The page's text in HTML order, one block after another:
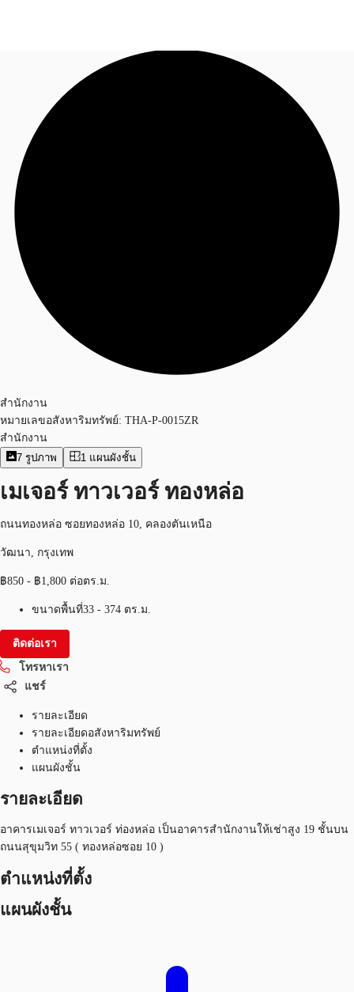
พื้นที่สำนักงาน
เฟล็กสเปซ
+6626246471
สำนักงาน
หมายเลขอสังหาริมทรัพย์: THA-P-0015ZR
สำนักงาน
7 รูปภาพ 1 แผนผังชั้น
เมเจอร์ ทาวเวอร์ ทองหล่อ
ถนนทองหล่อ ซอยทองหล่อ 10, คลองตันเหนือ
วัฒนา, กรุงเทพ
฿850 - ฿1,800 ต่อตร.ม.
ขนาดพื้นที่33 - 374 ตร.ม.
ติดต่อเรา
โทรหาเรา
แชร์
รายละเอียด
รายละเอียดอสังหาริมทรัพย์
ตำแหน่งที่ตั้ง
แผนผังชั้น
รายละเอียด
อาคารเมเจอร์ ทาวเวอร์ ท่องหล่อ เป็นอาคารสำนักงานให้เช่าสูง 19 ชั้นบน
ถนนสุขุมวิท 55 ( ทองหล่อซอย 10 )
ตำแหน่งที่ตั้ง
แผนผังชั้น